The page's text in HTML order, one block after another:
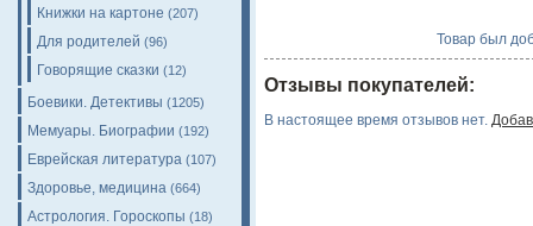
Книжки на картоне (207)
Для родителей (96)
Говорящие сказки (12)
Боевики. Детективы (1205)
Мемуары. Биографии (192)
Еврейская литература (107)
Здоровье, медицина (664)
Астрология. Гороскопы (18)
Товар был
Отзывы покупателей:
В настоящее время отзывов нет.